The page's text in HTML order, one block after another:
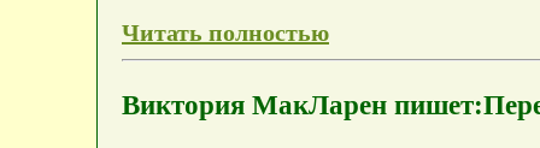
Читать полностью
Виктория МакЛарен